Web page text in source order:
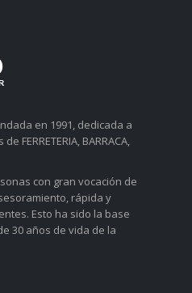
en 1991, dedicada a
FERRETERIA, BARRACA,
con gran vocación de
rápida y
Esto ha sido la base
30 años de vida de la